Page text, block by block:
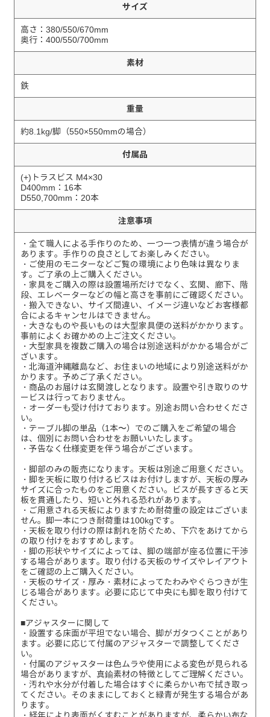
サイズ
高さ：380/550/670mm
奥行：400/550/700mm
素材
鉄
重量
約8.1kg/脚（550×550mmの場合）
付属品
(+)トラスビス M4×30
D400mm：16本
D550,700mm：20本
注意事項
・全て職人による手作りのため、一つ一つ表情が違う場合が
あります。手作りの良さとしてお楽しみください。
・ご使用のモニターなどご覧の環境により色味は異なりま
す。ご了承の上ご購入ください。
・家具をご購入の際は設置場所だけでなく、玄関、廊下、階
段、エレベーターなどの幅と高さを事前にご確認ください。
・搬入できない、サイズ間違い、イメージ違いなどお客様都
合によるキャンセルはできません。
・大きなものや長いものは大型家具便の送料がかかります。
事前によくお確かめの上ご注文ください。
・大型家具を複数ご購入の場合は別途送料がかかる場合がご
ざいます。
・北海道沖縄離島など、お住まいの地域により別途送料がか
かります。予めご了承ください。
・商品のお届けは玄関渡しとなります。設置や引き取りのサ
ービスは行っておりません。
・オーダーも受け付けております。別途お問い合わせくださ
い。
・テーブル脚の単品（1本〜）でのご購入をご希望の場合
は、個別にお問い合わせをお願いいたします。
・予告なく仕様変更を伴う場合がございます。
・脚部のみの販売になります。天板は別途ご用意ください。
・脚を天板に取り付けるビスはお付けしますが、天板の厚み
サイズに合ったものをご用意ください。ビスが長すぎると天
板を貫通したり、短いと外れる恐れがあります。
・ご用意される天板によりますため耐荷重の設定はございま
せん。脚一本につき耐荷重は100kgです。
・天板を取り付けの際は割れを防ぐため、下穴をあけてから
の取り付けをおすすめします。
・脚の形状やサイズによっては、脚の端部が座る位置に干渉
する場合があります。取り付ける天板のサイズやレイアウト
をご確認の上ご購入ください。
・天板のサイズ・厚み・素材によってたわみやぐらつきが生
じる場合があります。必要に応じて中央にも脚を取り付けて
ください。
■アジャスターに関して
・設置する床面が平坦でない場合、脚がガタつくことがあり
ます。必要に応じて付属のアジャスターで調整してくださ
い。
・付属のアジャスターは色ムラや使用による変色が見られる
場合がありますが、真鍮素材の特徴としてご理解ください。
・汚れや水分が付着した場合はすぐに柔らかい布で拭き取っ
てください。そのままにしておくと緑青が発生する場合があ
ります。